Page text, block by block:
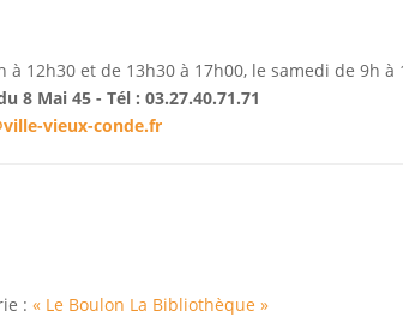
12h30 et de 13h30 à 17h00, le samedi de 9h à
8 Mai 45 - Tél : 03.27.40.71.71
vieux-conde.fr
: « Le Boulon La Bibliothèque »